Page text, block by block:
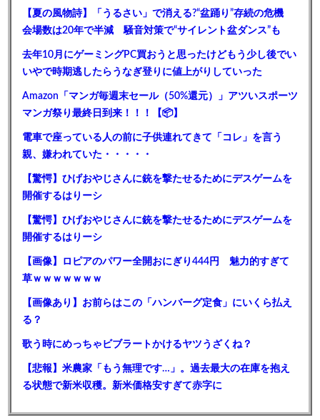
【夏の風物詩】「うるさい」で消える?“盆踊り”存続の危機
会場数は20年で半減 騒音対策で“サイレント盆ダンス”も
去年10月にゲーミングPC買おうと思ったけどもう少し後でい
いやで時期逃したらうなぎ登りに値上がりしていった
Amazon「マンガ毎週末セール（50%還元）」アツいスポーツ
マンガ祭り最終日到来！！！【📦】
電車で座っている人の前に子供連れてきて「コレ」を言う
親、嫌われていた・・・・・
【驚愕】ひげおやじさんに銃を撃たせるためにデスゲームを
開催するはりーシ
【驚愕】ひげおやじさんに銃を撃たせるためにデスゲームを
開催するはりーシ
【画像】ロピアのパワー全開おにぎり444円 魅力的すぎて
草ｗｗｗｗｗｗｗ
【画像あり】お前らはこの「ハンバーグ定食」にいくら払え
る？
歌う時にめっちゃビブラートかけるヤツうざくね？
【悲報】米農家「もう無理です…」。過去最大の在庫を抱え
る状態で新米収穫。新米価格安すぎて赤字に